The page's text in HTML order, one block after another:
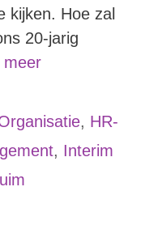
kijken. Hoe zal
20-jarig
meer
, HR-
, Interim